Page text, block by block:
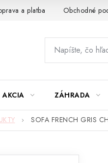
a platba Obchodné
AKCIA ZÁHRADA
SOFA FRENCH GRIS